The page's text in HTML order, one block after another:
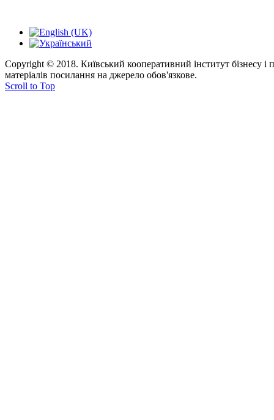
Copyright © 2018. Київський кооперативний інститут бізнесу
матеріалів посилання на джерело обов'язкове.
Scroll to Top